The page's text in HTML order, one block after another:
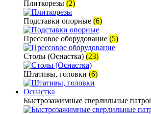
Плиткорезы (2)
Подставки опорные (6)
Прессовое оборудование (5)
Столы (Оснастка) (23)
Штативы, головки (6)
Оснастка
Быстрозажимные сверлильные